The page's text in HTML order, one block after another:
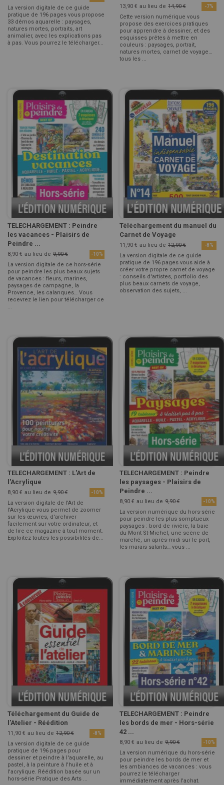
La version digitale de ce guide
pratique de 196 pages vous propose
33 démos aquarelle : paysages,
natures mortes, portraits, art
animalier, avec les explications pas
à pas. Vous pourrez le télécharger...
13,90 € au lieu de 14,90 € -7%
Cette version numérique vous
propose des exercices pratiques
pour apprendre à dessiner, et des
esquisses prêtes à mettre en
couleurs : paysages, portrait,
natures mortes, carnet de voyage…
tous les ...
TELECHARGEMENT : Peindre
les vacances - Plaisirs de
Peindre ...
8,90 € au lieu de 9,90 € -10%
La version digitale de ce hors-série
pour peindre les plus beaux sujets
de vacances : fleurs, marines,
paysages de campagne, la
Provence, les calanques… Vous
recevrez le lien pour télécharger ce
...
Téléchargement du manuel du
Carnet de Voyage
11,90 € au lieu de 12,90 € -8%
La version digitale de ce guide
pratique de 196 pages vous aide à
créer votre propre carnet de voyage
: conseils d'artistes, portfolio des
plus beaux carnets de voyage,
observation des sujets, ...
TELECHARGEMENT : L'Art de
l'Acrylique
8,90 € au lieu de 9,90 € -10%
La version digitale de l'Art de
l'Acrylique vous permet de zoomer
sur les œuvres, d'archiver
facilement sur votre ordinateur, et
de lire ce magazine à tout moment.
Exploitez toutes les possibilités de...
TELECHARGEMENT : Peindre
les paysages - Plaisirs de
Peindre ...
8,90 € au lieu de 9,90 € -10%
La version numérique du hors-série
pour peindre les plus somptueux
paysages : bord de rivière, la baie
du Mont St-Michel, une scène de
marché, un après-midi sur le port,
les marais salants… vous ...
Téléchargement du Guide de
l'Atelier - Réédition
11,90 € au lieu de 12,90 € -8%
La version digitale de ce guide
pratique de 196 pages pour
dessiner et peindre à l'aquarelle, au
pastel, à la peinture à l'huile et à
l'acrylique. Réédition basée sur un
hors-série Pratique des Arts ...
TELECHARGEMENT : Peindre
les bords de mer - Hors-série
42 ...
8,90 € au lieu de 9,90 € -10%
La version numérique du hors-série
pour peindre les bords de mer et
les ambiances de vacances : vous
pourrez le télécharger
immédiatement après l'achat.